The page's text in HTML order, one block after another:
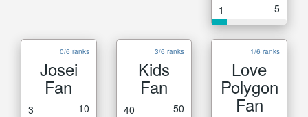
1 5
0/6 ranks
Josei
Fan
3 10
3/6 ranks
Kids
Fan
40 50
1/6 ranks
Love
Polygon
Fan